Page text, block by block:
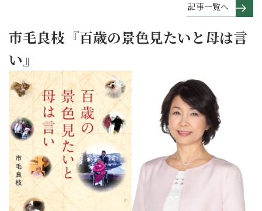
記事一覧へ
市毛良枝『百歳の景色見たいと母は言
い』